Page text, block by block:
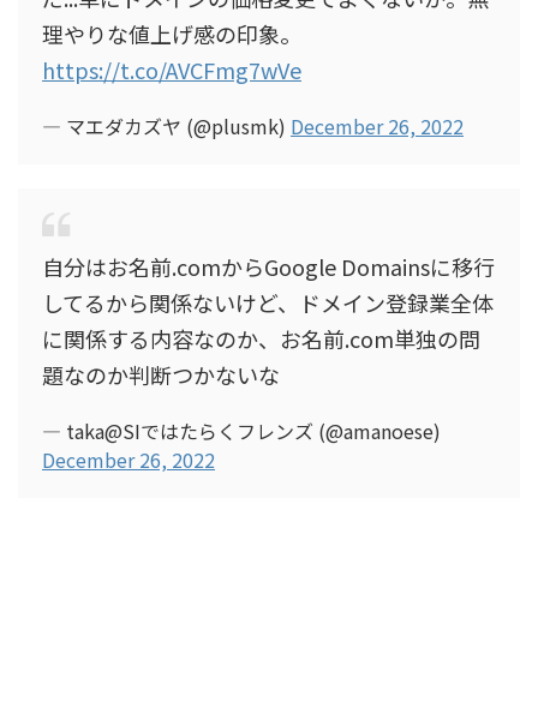
理やりな値上げ感の印象。
https://t.co/AVCFmg7wVe
— マエダカズヤ (@plusmk) December 26, 2022
自分はお名前.comからGoogle Domainsに移行
してるから関係ないけど、ドメイン登録業全体
に関係する内容なのか、お名前.com単独の問
題なのか判断つかないな
— taka@SIではたらくフレンズ (@amanoese)
December 26, 2022